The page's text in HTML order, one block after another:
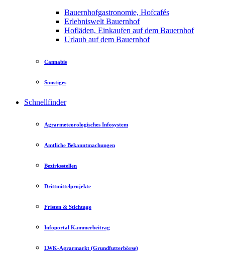
Bauernhofgastronomie, Hofcafés
Erlebniswelt Bauernhof
Hofläden, Einkaufen auf dem Bauernhof
Urlaub auf dem Bauernhof
Cannabis
Sonstiges
Schnellfinder
Agrarmeteorologisches Infosystem
Amtliche Bekanntmachungen
Bezirksstellen
Drittmittelprojekte
Fristen & Stichtage
Infoportal Kammerbeitrag
LWK-Agrarmarkt (Grundfutterbörse)